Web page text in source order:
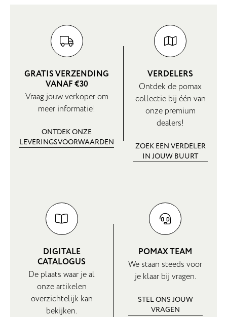
GRATIS VERZENDING
VANAF €30
Vraag jouw verkoper om
meer informatie!
ONTDEK ONZE
LEVERINGSVOORWAARDEN
VERDELERS
Ontdek de pomax
collectie bij één van
onze premium
dealers!
ZOEK EEN VERDELER
IN JOUW BUURT
DIGITALE
CATALOGUS
De plaats waar je al
onze artikelen
overzichtelijk kan
bekijken.
POMAX TEAM
We staan steeds voor
je klaar bij vragen.
STEL ONS JOUW
VRAGEN